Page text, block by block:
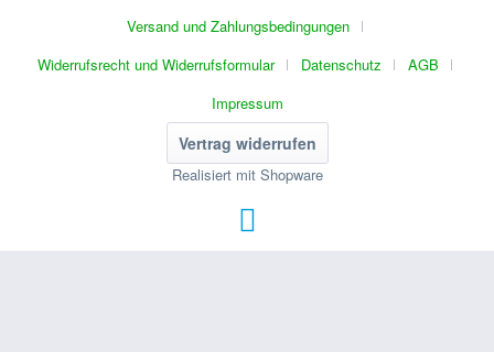
Versand und Zahlungsbedingungen
Widerrufsrecht und Widerrufsformular
Datenschutz
AGB
Impressum
Vertrag widerrufen
Realisiert mit Shopware